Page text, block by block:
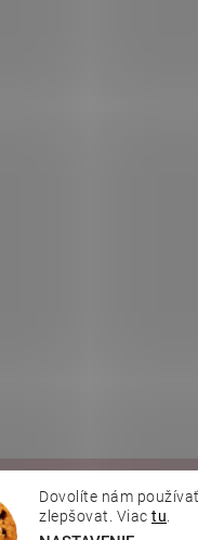
Depilujeme.cz | Kosmetická
Dovolíte nám
zlepšovat. Viac tu